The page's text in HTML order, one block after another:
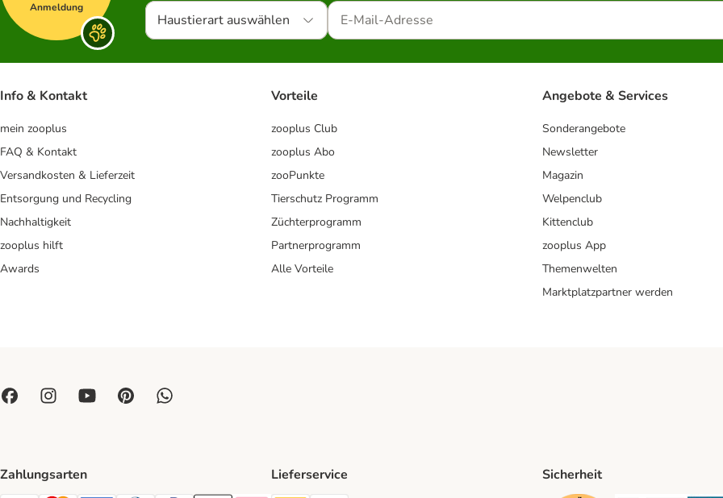
Anmeldung
Haustierart auswählen
Info & Kontakt
mein zooplus
FAQ & Kontakt
Versandkosten & Lieferzeit
Entsorgung und Recycling
Nachhaltigkeit
zooplus hilft
Awards
Vorteile
zooplus Club
zooplus Abo
zooPunkte
Tierschutz Programm
Züchterprogramm
Partnerprogramm
Alle Vorteile
Angebote & Services
Sonderangebote
Newsletter
Magazin
Welpenclub
Kittenclub
zooplus App
Themenwelten
Marktplatzpartner werden
Zahlungsarten Lieferservice Sicherheit